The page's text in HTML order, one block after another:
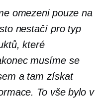
omezeni pouze na
nestačí pro typ
které
musíme se
a tam získat
To vše bylo v